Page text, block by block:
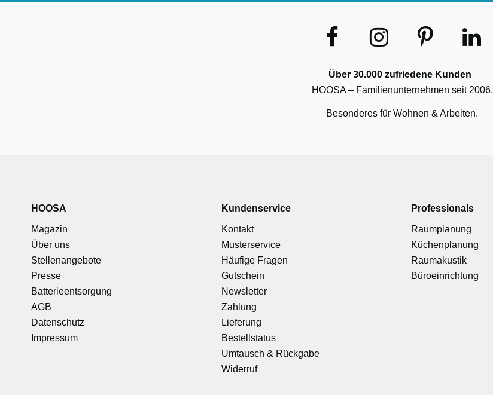
Über 30.000 zufriedene Kunden
HOOSA – Familienunternehmen seit 2006.
Besonderes für Wohnen & Arbeiten.
HOOSA
Magazin
Über uns
Stellenangebote
Presse
Batterieentsorgung
AGB
Datenschutz
Impressum
Kundenservice
Kontakt
Musterservice
Häufige Fragen
Gutschein
Newsletter
Zahlung
Lieferung
Bestellstatus
Umtausch & Rückgabe
Widerruf
Professionals
Raumplanung
Küchenplanung
Raumakustik
Büroeinrichtung